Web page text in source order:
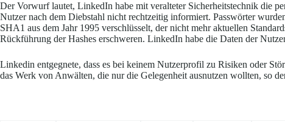
Der Vorwurf lautet, LinkedIn habe mit veralteter Sicherheitstechnik die
Nutzer nach dem Diebstahl nicht rechtzeitig informiert. Passwörter
SHA1 aus dem Jahr 1995 verschlüsselt, der nicht mehr aktuellen
Rückführung der Hashes erschweren. LinkedIn habe die Daten der
Linkedin entgegnete, dass es bei keinem Nutzerprofil zu Risiken oder
das Werk von Anwälten, die nur die Gelegenheit ausnutzen wollten, so